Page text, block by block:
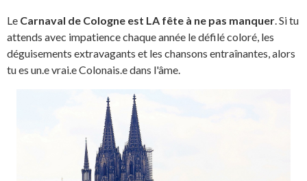
Le Carnaval de Cologne est LA fête à ne pas manquer . Si tu
attends avec impatience chaque année le défilé coloré, les
déguisements extravagants et les chansons entraînantes, alors
tu es un.e vrai.e Colonais.e dans l'âme.